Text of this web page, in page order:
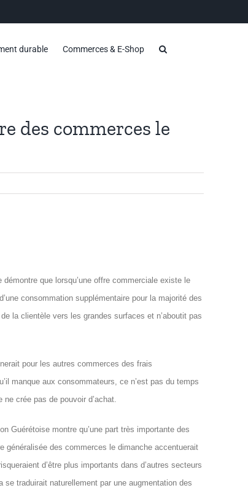
durable Commerces & E-Shop
des commerces le
que lorsqu’une offre commerciale existe le
consommation supplémentaire pour la majorité des
la clientèle vers les grandes surfaces et n’aboutit pas
pour les autres commerces des frais
manque aux consommateurs, ce n’est pas du temps
crée pas de pouvoir d’achat.
Guérétoise montre qu’une part très importante des
généralisée des commerces le dimanche accentuerait
d’être plus importants dans d’autres secteurs
traduirait naturellement par une augmentation des